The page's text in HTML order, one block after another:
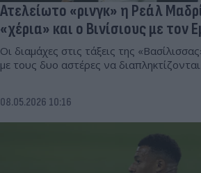
Ατελείωτο «ρινγκ» η Ρεάλ
«χέρια» και ο Βινίσιους με τον
Οι διαμάχες στις τάξεις της
με τους δυο αστέρες να
08.05.2026 10:16